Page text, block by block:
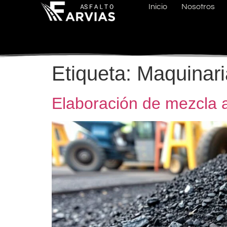
Inicio Nosotros
Etiqueta:
Elaboración de mezcla